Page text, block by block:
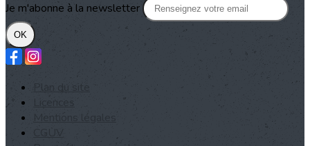
Je m'abonne à la newsletter
OK